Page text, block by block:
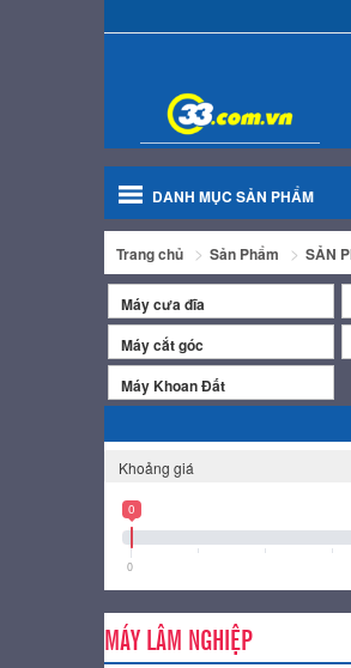
DANH MỤC SẢN PHẨM
Trang chủ Sản Phẩm SẢN
Máy cưa đĩa
Máy cắt góc
Máy Khoan Đất
Khoảng giá
0
0
MÁY LÂM NGHIỆP